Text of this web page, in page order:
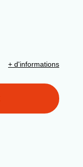
+ d'informations